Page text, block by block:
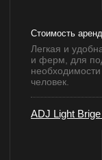
Стоимость
Легкая и
и ферм, для
необходимости
человек.
ADJ Light